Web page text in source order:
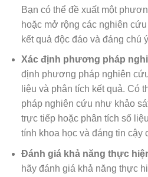
Bạn có thể đề xuất một
hoặc mở rộng các nghiên
kết quả độc đáo và đáng chú
Xác định phương pháp
định phương pháp nghiên
liệu và phân tích kết quả. Có
pháp nghiên cứu như khảo
trực tiếp hoặc phân tích số
tính khoa học và đáng tin cậy
Đánh giá khả năng thực
hãy đánh giá khả năng thực